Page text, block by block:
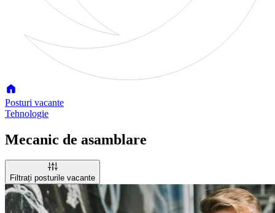
Posturi vacante
Tehnologie
Mecanic de asamblare
Filtrați posturile vacante